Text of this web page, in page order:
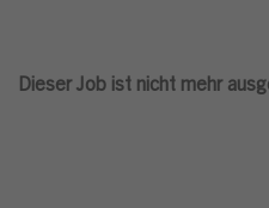
Dieser Job ist nicht mehr